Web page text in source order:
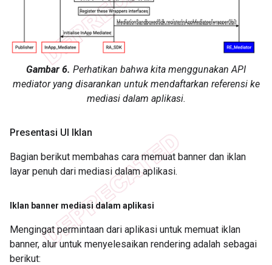
Gambar 6. Perhatikan bahwa kita menggunakan API
mediator yang disarankan untuk mendaftarkan referensi ke
mediasi dalam aplikasi.
Presentasi UI Iklan
Bagian berikut membahas cara memuat banner dan iklan
layar penuh dari mediasi dalam aplikasi.
Iklan banner mediasi dalam aplikasi
Mengingat permintaan dari aplikasi untuk memuat iklan
banner, alur untuk menyelesaikan rendering adalah sebagai
berikut: